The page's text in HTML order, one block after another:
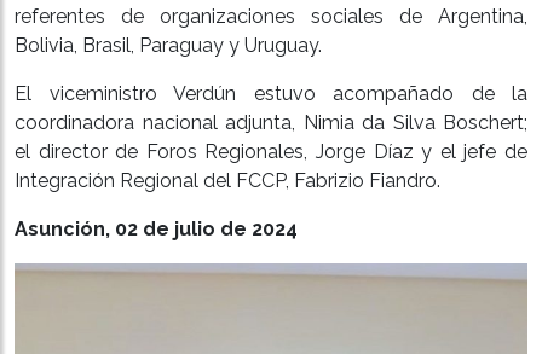
referentes de organizaciones sociales de Argentina,
Bolivia, Brasil, Paraguay y Uruguay.
El viceministro Verdún estuvo acompañado de la
coordinadora nacional adjunta, Nimia da Silva Boschert;
el director de Foros Regionales, Jorge Díaz y el jefe de
Integración Regional del FCCP, Fabrizio Fiandro.
Asunción, 02 de julio de 2024